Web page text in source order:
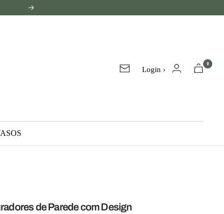
Próxima
Lista
Login ›
0
de Parede com Design